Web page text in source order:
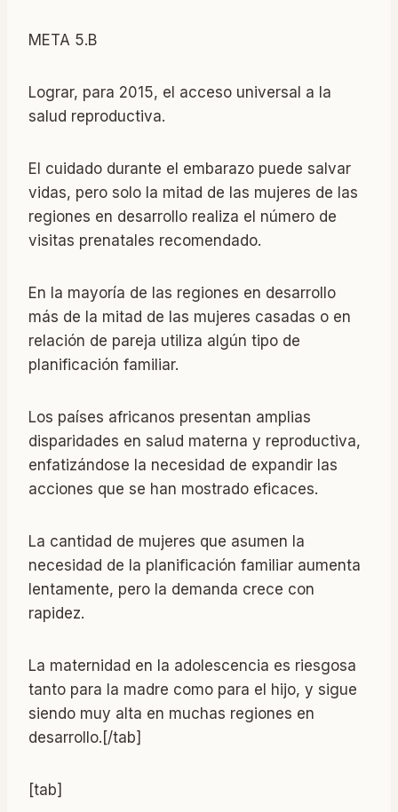
META 5.B
Lograr, para 2015, el acceso universal a la
salud reproductiva.
El cuidado durante el embarazo puede salvar
vidas, pero solo la mitad de las mujeres de las
regiones en desarrollo realiza el número de
visitas prenatales recomendado.
En la mayoría de las regiones en desarrollo
más de la mitad de las mujeres casadas o en
relación de pareja utiliza algún tipo de
planificación familiar.
Los países africanos presentan amplias
disparidades en salud materna y reproductiva,
enfatizándose la necesidad de expandir las
acciones que se han mostrado eficaces.
La cantidad de mujeres que asumen la
necesidad de la planificación familiar aumenta
lentamente, pero la demanda crece con
rapidez.
La maternidad en la adolescencia es riesgosa
tanto para la madre como para el hijo, y sigue
siendo muy alta en muchas regiones en
desarrollo.[/tab]
[tab]